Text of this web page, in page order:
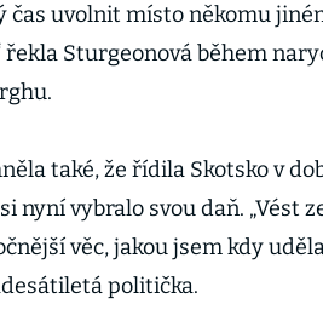
čas uvolnit místo někomu
řekla Sturgeonová během
také, že řídila Skotsko v
nyní vybralo svou daň. „Vést
věc, jakou jsem kdy
politička.